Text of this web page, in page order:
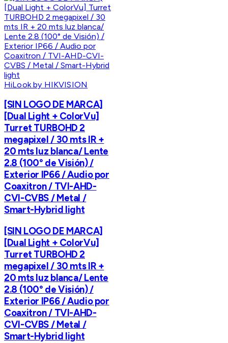
HiLook by HIKVISION
[SIN LOGO DE MARCA]
[Dual Light + ColorVu]
Turret TURBOHD 2
megapixel / 30 mts IR +
20 mts luz blanca/ Lente
2.8 (100° de Visión) /
Exterior IP66 / Audio por
Coaxitron / TVI-AHD-
CVI-CVBS / Metal /
Smart-Hybrid light
[SIN LOGO DE MARCA]
[Dual Light + ColorVu]
Turret TURBOHD 2
megapixel / 30 mts IR +
20 mts luz blanca/ Lente
2.8 (100° de Visión) /
Exterior IP66 / Audio por
Coaxitron / TVI-AHD-
CVI-CVBS / Metal /
Smart-Hybrid light